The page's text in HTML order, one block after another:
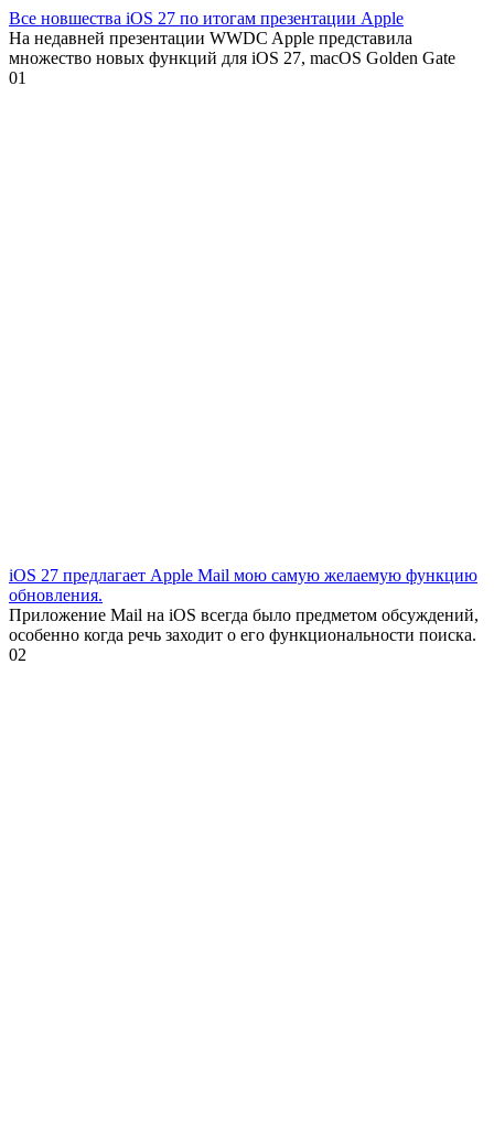
Все новшества iOS 27 по итогам презентации Apple
На недавней презентации WWDC Apple представила
множество новых функций для iOS 27, macOS Golden Gate
01
iOS 27 предлагает Apple Mail мою самую желаемую функцию
обновления.
Приложение Mail на iOS всегда было предметом обсуждений,
особенно когда речь заходит о его функциональности поиска.
02